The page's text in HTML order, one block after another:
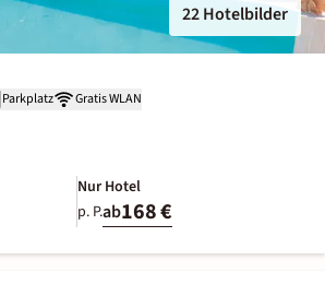
22 Hotelbilder
Parkplatz Gratis WLAN
Nur Hotel
p. P.ab168 €